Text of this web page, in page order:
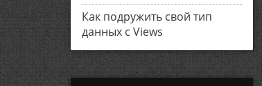
Как подружить свой тип
данных с Views